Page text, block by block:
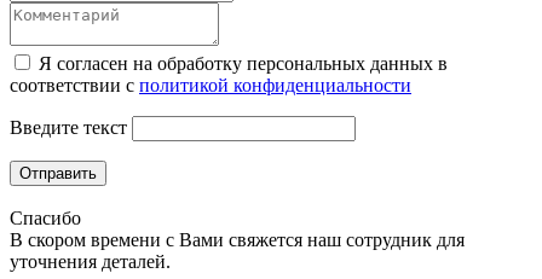
Я согласен на обработку персональных данных в
соответствии с политикой конфиденциальности
Введите текст
Отправить
Спасибо
В скором времени с Вами свяжется наш сотрудник для
уточнения деталей.